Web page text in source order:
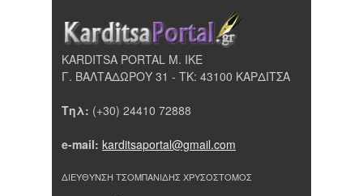
KARDITSA PORTAL Μ. ΙΚΕ
Γ. ΒΑΛΤΑΔΩΡΟΥ 31 - ΤΚ: 43100 ΚΑΡΔΙΤΣΑ
Τηλ: (+30) 24410 72888
e-mail: karditsaportal@gmail.com
ΔΙΕΥΘΥΝΣΗ ΤΣΟΜΠΑΝΙΔΗΣ ΧΡΥΣΟΣΤΟΜΟΣ